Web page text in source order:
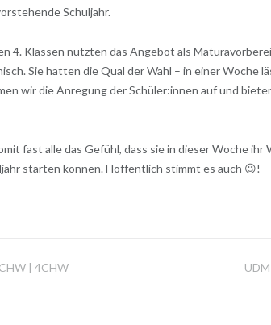
Schuljahr.
4. Klassen nützten das Angebot als
Sie hatten die Qual der Wahl – in einer Woche
wir die Anregung der Schüler:innen auf und
fast alle das Gefühl, dass sie in dieser Woche
starten können. Hoffentlich stimmt es auch 😉!
| 4CHW